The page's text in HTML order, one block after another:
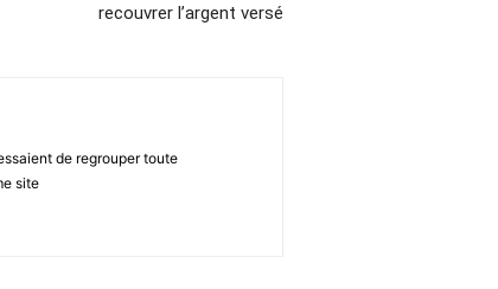
recouvrer l’argent versé
de regrouper toute
site